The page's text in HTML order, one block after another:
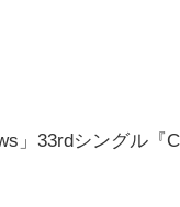
」33rdシングル『